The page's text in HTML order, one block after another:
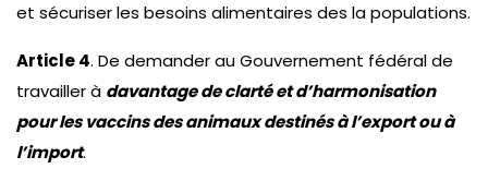
et sécuriser les besoins alimentaires des la populations.
Article 4. De demander au Gouvernement fédéral de
travailler à davantage de clarté et d’harmonisation
pour les vaccins des animaux destinés à l’export ou à
l’import.